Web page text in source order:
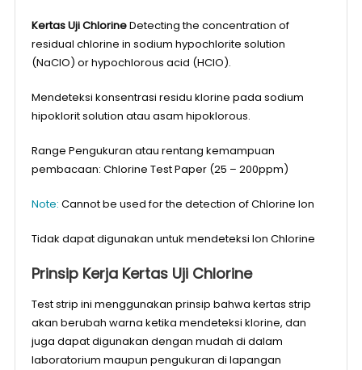
Kertas Uji ChlorineDetecting the concentration of
residual chlorine in sodium hypochlorite solution
(NaClO) or hypochlorous acid (HClO).
Mendeteksi konsentrasi residu klorine pada sodium
hipoklorit solution atau asam hipoklorous.
Range Pengukuran atau rentang kemampuan
pembacaan: Chlorine Test Paper (25 – 200ppm)
Note: Cannot be used for the detection of Chlorine Ion
Tidak dapat digunakan untuk mendeteksi Ion Chlorine
Prinsip Kerja Kertas Uji Chlorine
Test strip ini menggunakan prinsip bahwa kertas strip
akan berubah warna ketika mendeteksi klorine, dan
juga dapat digunakan dengan mudah di dalam
laboratorium maupun pengukuran di lapangan